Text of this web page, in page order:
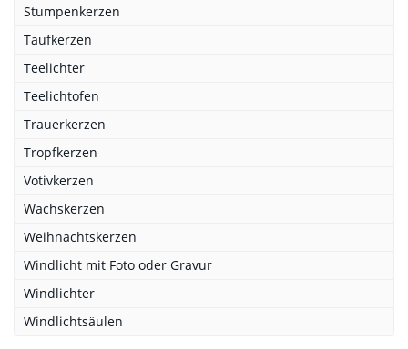
Stumpenkerzen
Taufkerzen
Teelichter
Teelichtofen
Trauerkerzen
Tropfkerzen
Votivkerzen
Wachskerzen
Weihnachtskerzen
Windlicht mit Foto oder Gravur
Windlichter
Windlichtsäulen